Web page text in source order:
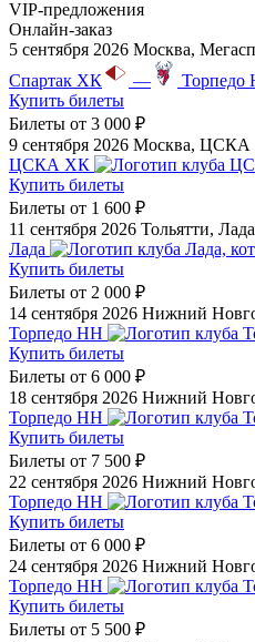
VIP-предложения
Онлайн-заказ
5 сентября 2026 Москва,
Спартак ХК
—
Торпедо
Купить билеты
Билеты от 3 000 ₽
9 сентября 2026 Москва, ЦСКА
ЦСКА ХК
Купить билеты
Билеты от 1 600 ₽
11 сентября 2026 Тольятти,
Лада
Купить билеты
Билеты от 2 000 ₽
14 сентября 2026 Нижний
Торпедо НН
Купить билеты
Билеты от 6 000 ₽
18 сентября 2026 Нижний
Торпедо НН
Купить билеты
Билеты от 7 500 ₽
22 сентября 2026 Нижний
Торпедо НН
Купить билеты
Билеты от 6 000 ₽
24 сентября 2026 Нижний
Торпедо НН
Купить билеты
Билеты от 5 500 ₽